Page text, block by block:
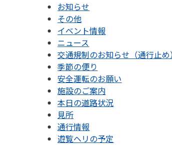
お知らせ
その他
イベント情報
ニュース
交通規制のお知らせ（通行止め）
季節の便り
安全運転のお願い
施設のご案内
本日の道路状況
見所
通行情報
遊覧ヘリの予定